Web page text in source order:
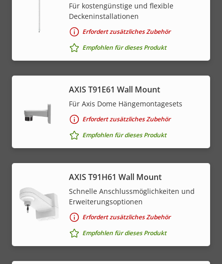
Für kostengünstige und flexible
Deckeninstallationen
Erfordert zusätzliches Zubehör
Empfohlen für dieses Produkt
AXIS T91E61 Wall Mount
Für Axis Dome Hängemontagesets
Erfordert zusätzliches Zubehör
Empfohlen für dieses Produkt
AXIS T91H61 Wall Mount
Schnelle Anschlussmöglichkeiten und
Erweiterungsoptionen
Erfordert zusätzliches Zubehör
Empfohlen für dieses Produkt